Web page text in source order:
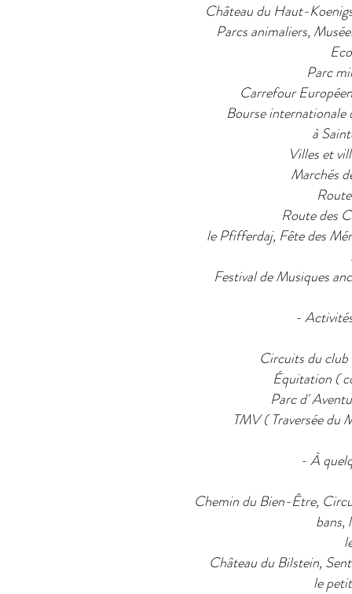
Château du Haut-
Parcs animaliers,
Parc
Carrefour
Bourse
à
Villes et
Marchés
Route des
le Pfifferdaj, Fête des
Festival de Musiques
-
Circuits du club
Équitation (
Parc d'
TMV ( Traversée du
- À
Chemin du Bien-Être,
bans,
Château du Bilstein,
le